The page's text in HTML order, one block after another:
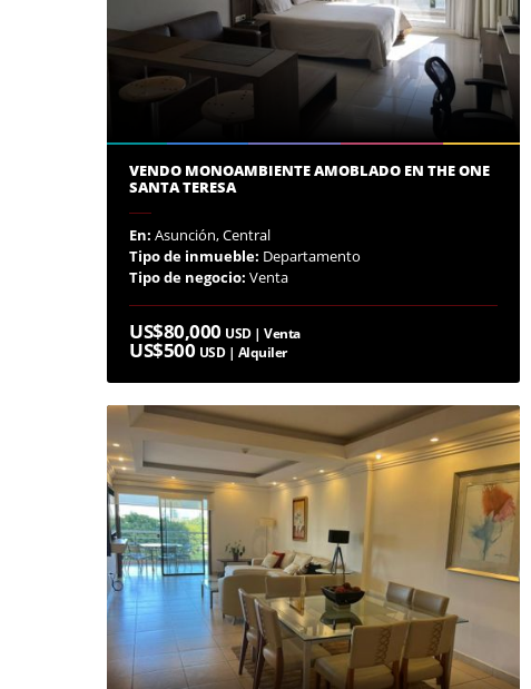
VENDO MONOAMBIENTE AMOBLADO EN THE ONE
SANTA TERESA
En: Asunción, Central
Tipo de inmueble: Departamento
Tipo de negocio: Venta
US$80,000 USD | Venta
US$500 USD | Alquiler